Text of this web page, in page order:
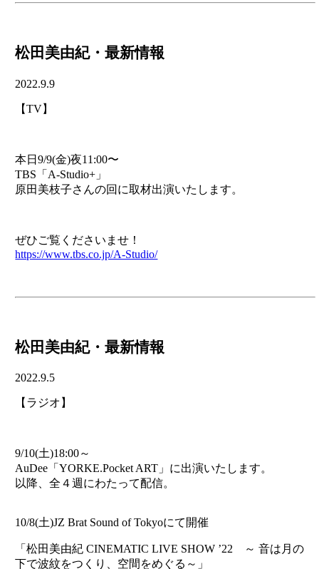
松田美由紀・最新情報
2022.9.9
【TV】
本日9/9(金)夜11:00〜
TBS「A-Studio+」
原田美枝子さんの回に取材出演いたします。
ぜひご覧くださいませ！
https://www.tbs.co.jp/A-Studio/
松田美由紀・最新情報
2022.9.5
【ラジオ】
9/10(土)18:00～
AuDee「YORKE.Pocket ART」に出演いたします。
以降、全４週にわたって配信。
10/8(土)JZ Brat Sound of Tokyoにて開催
「松田美由紀 CINEMATIC LIVE SHOW ’22 ～ 音は月の
下で波紋をつくり、空間をめぐる～」